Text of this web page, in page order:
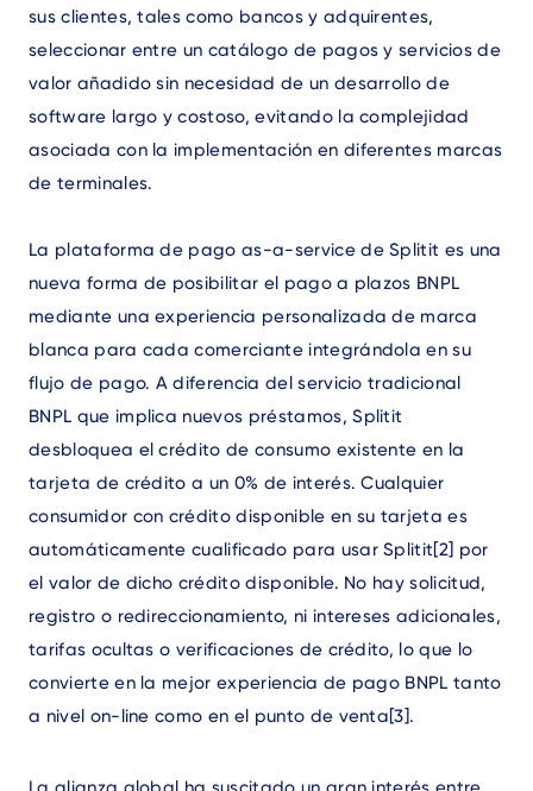
sus clientes, tales como bancos y adquirentes,
seleccionar entre un catálogo de pagos y servicios de
valor añadido sin necesidad de un desarrollo de
software largo y costoso, evitando la complejidad
asociada con la implementación en diferentes marcas
de terminales.
La plataforma de pago as-a-service de Splitit es una
nueva forma de posibilitar el pago a plazos BNPL
mediante una experiencia personalizada de marca
blanca para cada comerciante integrándola en su
flujo de pago. A diferencia del servicio tradicional
BNPL que implica nuevos préstamos, Splitit
desbloquea el crédito de consumo existente en la
tarjeta de crédito a un 0% de interés. Cualquier
consumidor con crédito disponible en su tarjeta es
automáticamente cualificado para usar Splitit[2] por
el valor de dicho crédito disponible. No hay solicitud,
registro o redireccionamiento, ni intereses adicionales,
tarifas ocultas o verificaciones de crédito, lo que lo
convierte en la mejor experiencia de pago BNPL tanto
a nivel on-line como en el punto de venta[3].